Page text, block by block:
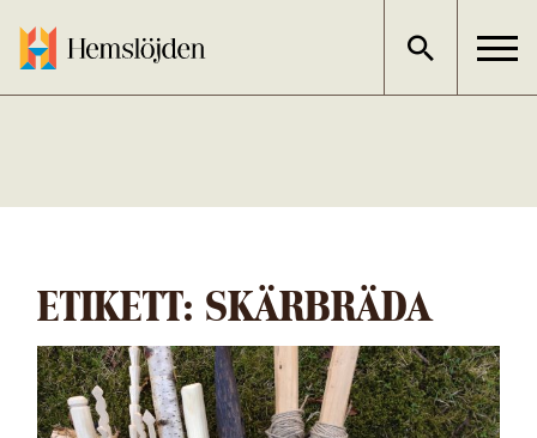
innehållet
ETIKETT: SKÄRBRÄDA